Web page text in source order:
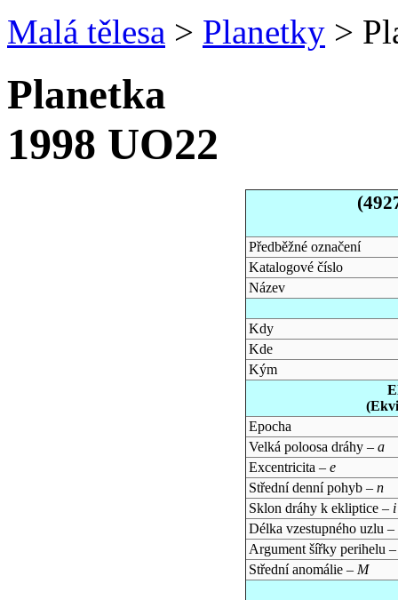
Malá tělesa > Planetky >
Planetka
1998 UO22
Předběžné označení
Katalogové číslo
Název
Kdy
Kde
Kým
Epocha
Velká poloosa dráhy – a
Excentricita – e
Střední denní pohyb – n
Sklon dráhy k ekliptice – i
Délka vzestupného uzlu –
Argument šířky perihelu
Střední anomálie – M